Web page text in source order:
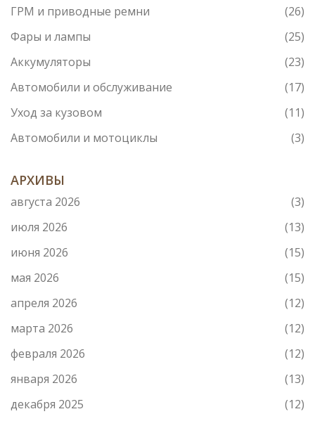
ГРМ и приводные ремни
(26)
Фары и лампы
(25)
Аккумуляторы
(23)
Автомобили и обслуживание
(17)
Уход за кузовом
(11)
Автомобили и мотоциклы
(3)
АРХИВЫ
августа 2026
(3)
июля 2026
(13)
июня 2026
(15)
мая 2026
(15)
апреля 2026
(12)
марта 2026
(12)
февраля 2026
(12)
января 2026
(13)
декабря 2025
(12)